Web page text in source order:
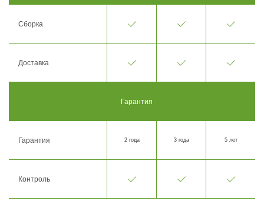
Сборка
Доставка
Гарантия
Гарантия 2 года 3 года 5 лет
Контроль